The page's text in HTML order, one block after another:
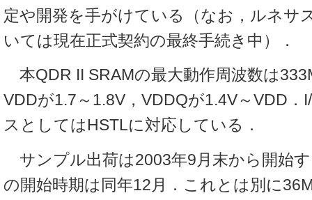
定や開発を手がけている（なお，ルネサ
いては現在正式契約の最終手続き中）．
本QDR II SRAMの最大動作周波数は
VDDが1.7～1.8V，VDDQが1.4V～VDD．
スとしてはHSTLに対応している．
サンプル出荷は2003年9月末から開始
の開始時期は同年12月．これとは別に